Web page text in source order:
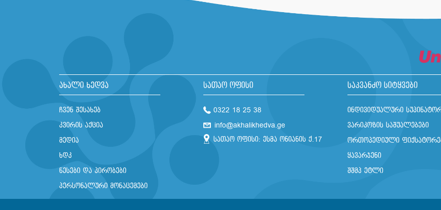
ახალი ხედვა
ჩვენ შესახებ
კვირის აქცია
მედია
ხდკ
წესები და პირობები
პერსონალური მონაცემები
სათაო ოფისი
0322 18 25 38
info@akhalikhedva.ge
სათაო ოფისი: ესმა ონიანის ქ.17
საკვანძო სიტყვები
ინდივიდუალური
ვარიკოზის საშუალებები
ორთოპედიული
ყავარჯენი
შშმპ ეტლი